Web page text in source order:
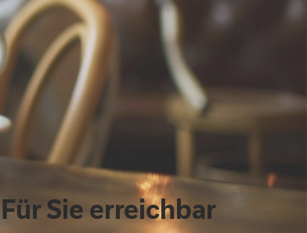
Für Sie erreichbar